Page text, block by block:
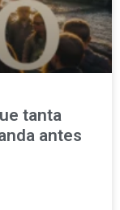
tanta
antes